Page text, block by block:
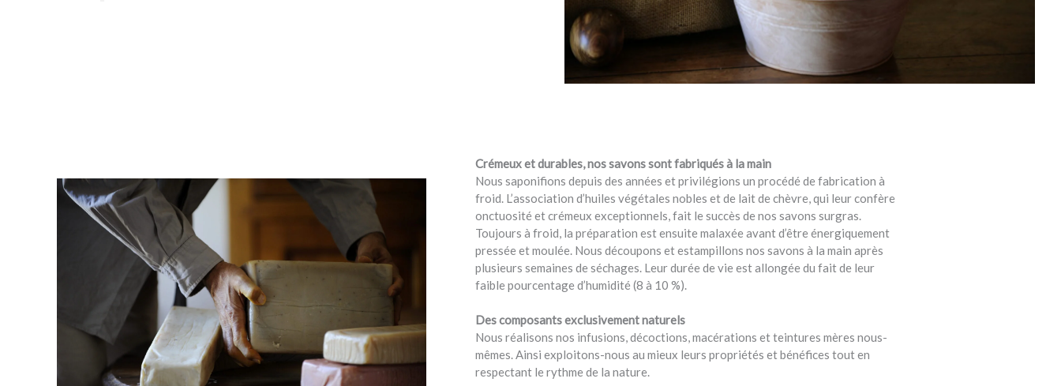
Crémeux et durables, nos savons sont fabriqués à la main
Nous saponifions depuis des années et privilégions un procédé de fabrication à
froid. L’association d’huiles végétales nobles et de lait de chèvre, qui leur confère
onctuosité et crémeux exceptionnels, fait le succès de nos savons surgras.
Toujours à froid, la préparation est ensuite malaxée avant d’être énergiquement
pressée et moulée. Nous découpons et estampillons nos savons à la main après
plusieurs semaines de séchages. Leur durée de vie est allongée du fait de leur
faible pourcentage d’humidité (8 à 10 %).
Des composants exclusivement naturels
Nous réalisons nos infusions, décoctions, macérations et teintures mères nous-
mêmes. Ainsi exploitons-nous au mieux leurs propriétés et bénéfices tout en
respectant le rythme de la nature.